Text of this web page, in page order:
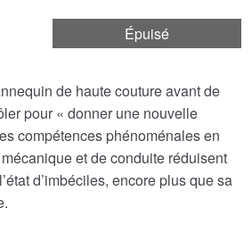
Épuisé
de haute couture avant de
pour « donner une nouvelle
compétences phénoménales en
et de conduite réduisent
d’imbéciles, encore plus que sa